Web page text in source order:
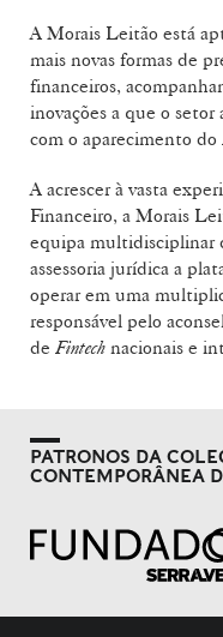
A Morais Leitão está
mais novas formas de
financeiros,
inovações a que o setor
com o aparecimento do
A acrescer à vasta
Financeiro, a Morais
equipa multidisciplinar
assessoria jurídica a
operar em uma
responsável pelo
de Fintech nacionais e
PATRONOS DA
CONTEMPORÂNEA